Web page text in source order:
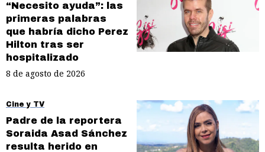
“Necesito ayuda”: las
primeras palabras
que habría dicho Perez
Hilton tras ser
hospitalizado
8 de agosto de 2026
Cine y TV
Padre de la reportera
Soraida Asad Sánchez
resulta herido en